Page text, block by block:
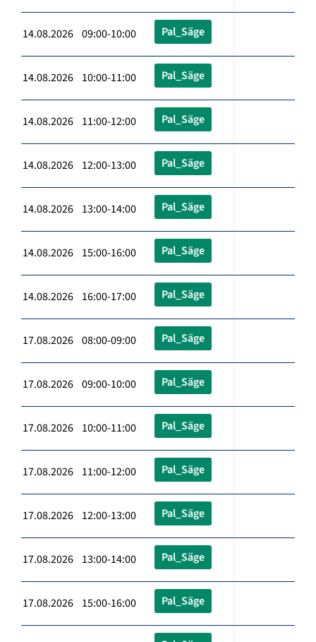
14.08.2026 09:00-10:00 Pal_Säge
14.08.2026 10:00-11:00 Pal_Säge
14.08.2026 11:00-12:00 Pal_Säge
14.08.2026 12:00-13:00 Pal_Säge
14.08.2026 13:00-14:00 Pal_Säge
14.08.2026 15:00-16:00 Pal_Säge
14.08.2026 16:00-17:00 Pal_Säge
17.08.2026 08:00-09:00 Pal_Säge
17.08.2026 09:00-10:00 Pal_Säge
17.08.2026 10:00-11:00 Pal_Säge
17.08.2026 11:00-12:00 Pal_Säge
17.08.2026 12:00-13:00 Pal_Säge
17.08.2026 13:00-14:00 Pal_Säge
17.08.2026 15:00-16:00 Pal_Säge